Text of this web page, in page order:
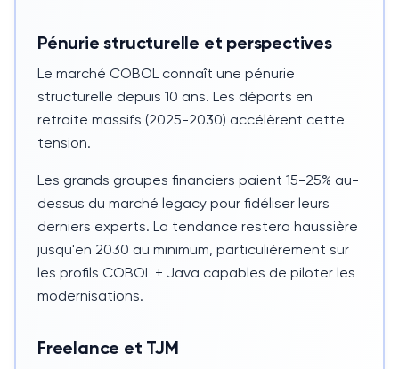
Pénurie structurelle et perspectives
Le marché COBOL connaît une pénurie
structurelle depuis 10 ans. Les départs en
retraite massifs (2025-2030) accélèrent cette
tension.
Les grands groupes financiers paient 15-25% au-
dessus du marché legacy pour fidéliser leurs
derniers experts. La tendance restera haussière
jusqu'en 2030 au minimum, particulièrement sur
les profils COBOL + Java capables de piloter les
modernisations.
Freelance et TJM